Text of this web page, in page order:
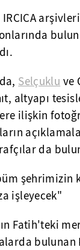
Selçuklu ve
altyapı
ilişkin
da
şehrimizin
işleyecek"
Fatih'teki
bulunan